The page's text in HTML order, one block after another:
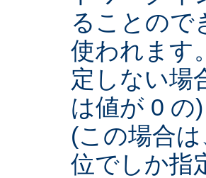
ることので
使われます
定しない場
は値が 0 の
(この場合
位でしか指